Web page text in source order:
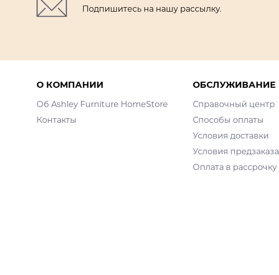
Подпишитесь на нашу рассылку.
О КОМПАНИИ
Об Ashley Furniture HomeStore
Контакты
ОБСЛУЖИВАНИЕ
Справочный центр
Способы оплаты
Условия доставки
Условия предзаказа
Оплата в рассрочку